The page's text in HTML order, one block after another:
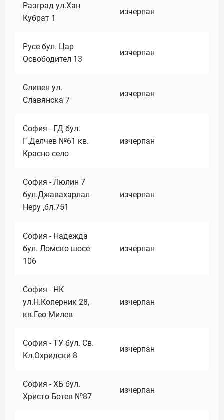
Разград ул.Хан
Кубрат 1
изчерпан
Русе бул. Цар
Освободител 13
изчерпан
Сливен ул.
Славянска 7
изчерпан
София - ГД бул.
Г.Делчев №61 кв.
Красно село
изчерпан
София - Люлин 7
бул.Джавахарлал
Неру ,бл.751
изчерпан
София - Надежда
бул. Ломско шосе
106
изчерпан
София - НК
ул.Н.Коперник 28,
кв.Гео Милев
изчерпан
София - ТУ бул. Св.
Кл.Охридски 8
изчерпан
София - ХБ бул.
Христо Ботев №87
изчерпан